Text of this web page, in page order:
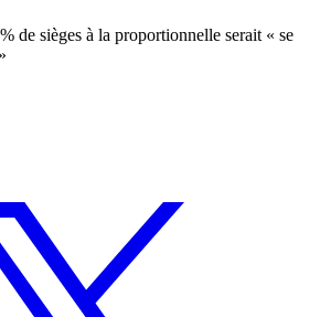
de sièges à la proportionnelle serait « se